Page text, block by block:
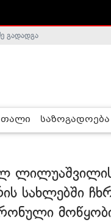
გადადგა
საზოგადოება
სახლებში